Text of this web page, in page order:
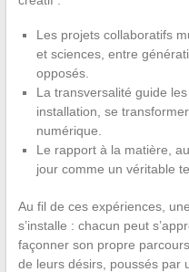
Les projets collaboratifs
et sciences, entre
opposés.
La transversalité guide
installation, se
numérique.
Le rapport à la matière,
jour comme un véritable
Au fil de ces expériences,
s’installe : chacun peut
façonner son propre
de leurs désirs, poussés par